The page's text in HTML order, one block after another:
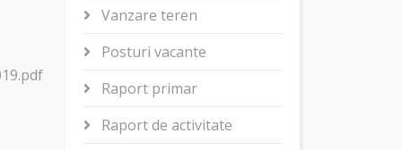
Vanzare teren
Posturi vacante
Raport primar
Raport de activitate